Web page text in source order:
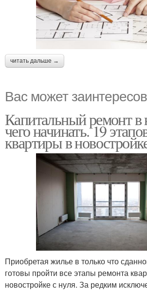
читать дальше →
Вас может
Капитальный ремонт в
чего начинать. 19
квартиры в
Приобретая жилье в только что
готовы пройти все этапы ремонта
новостройке с нуля. За редким